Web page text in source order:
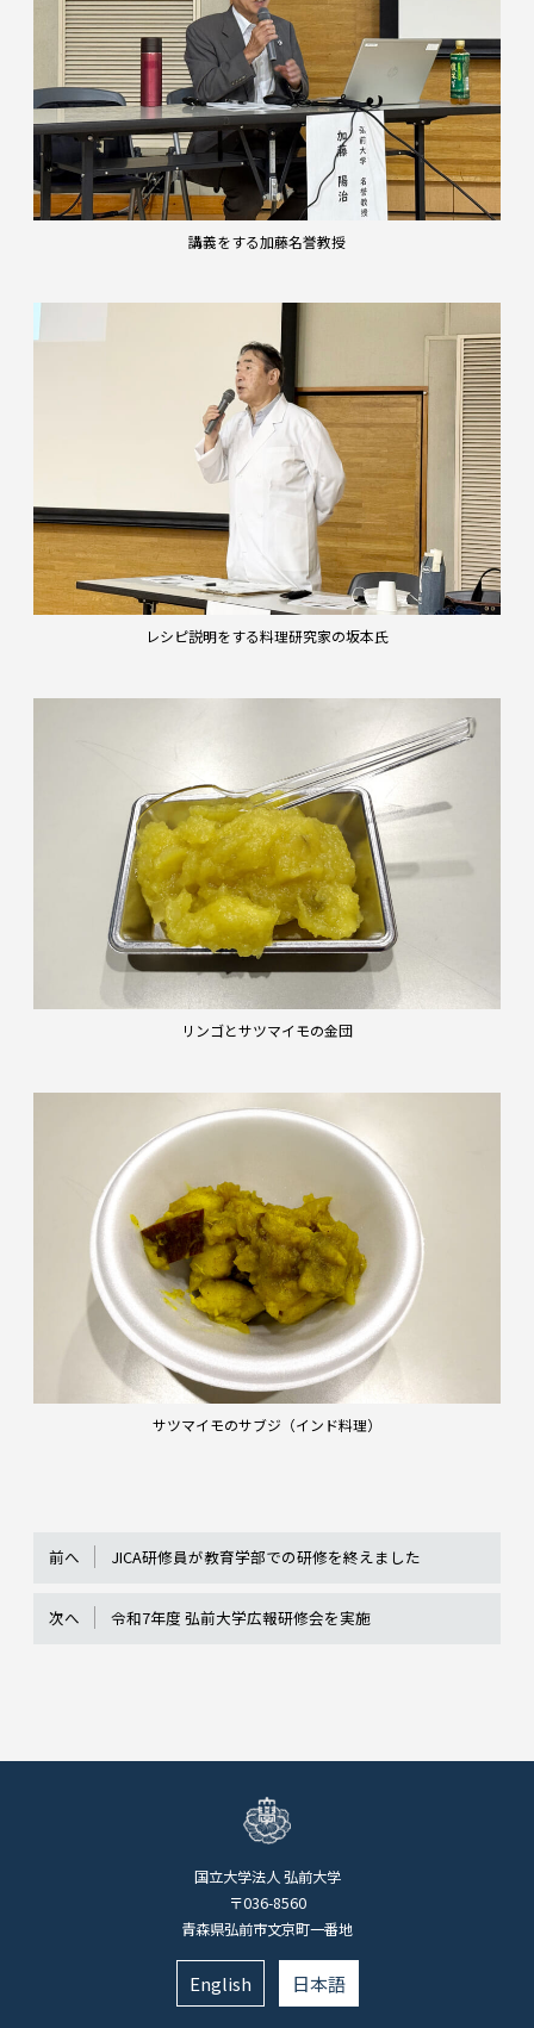
講義をする加藤名誉教授
レシピ説明をする料理研究家の坂本氏
リンゴとサツマイモの金団
サツマイモのサブジ（インド料理）
前へ JICA研修員が教育学部での研修を終えました
次へ 令和7年度 弘前大学広報研修会を実施
国立大学法人 弘前大学
〒036-8560
青森県弘前市文京町一番地
English 日本語